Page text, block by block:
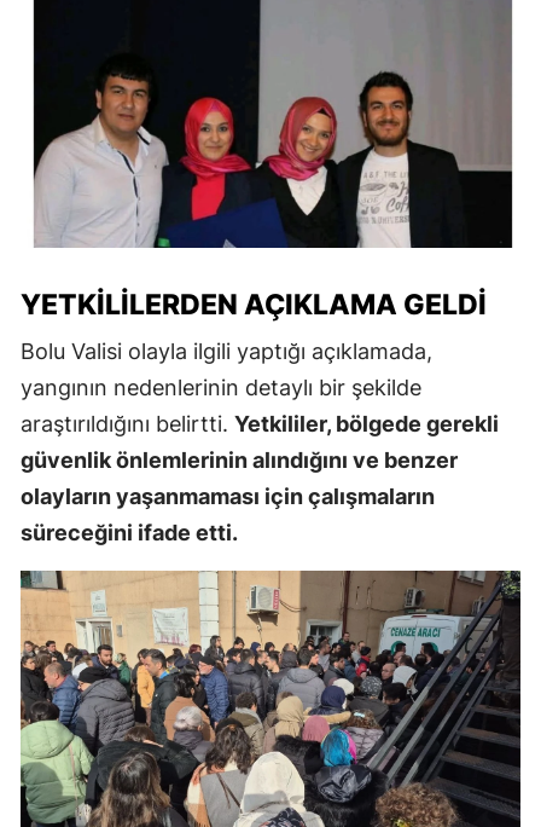
YETKILILERDEN AÇIKLAMA GELDI
Bolu Valisi olayla ilgili yaptığı açıklamada,
yangının nedenlerinin detaylı bir şekilde
araştırıldığını belirtti. Yetkililer, bölgede gerekli
güvenlik önlemlerinin alındığını ve benzer
olayların yaşanmaması için çalışmaların
süreceğini ifade etti.